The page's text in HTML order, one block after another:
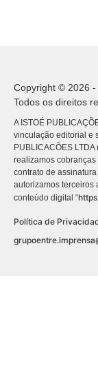
Copyright © 2026 -
Todos os direitos
A ISTOÉ
vinculação editorial e
PUBLICACÕES
realizamos
contrato de
autorizamos terceiros
conteúdo digital “
Política de